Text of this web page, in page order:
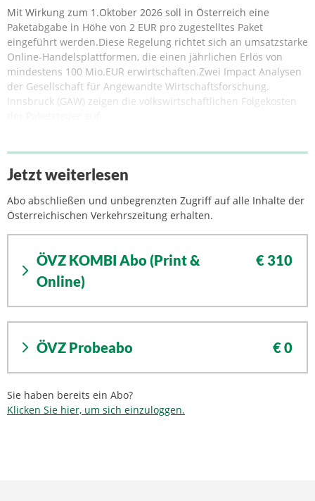
Mit Wirkung zum 1.Oktober 2026 soll in Österreich eine
Paketabgabe in Höhe von 2 EUR pro zugestelltes Paket
eingeführt werden.Diese Regelung richtet sich an umsatzstarke
Online-Handelsplattformen, die einen jährlichen Erlös von
mindestens 100 Mio.EUR erwirtschaften.Zwei Impact Analysen
der Gesellschaft für Angewandte Wirtschaftsforschung,
Innsbruck (GAW) zeigen die volkswirtschaftlichen Folgekosten
Jetzt weiterlesen
Abo abschließen und unbegrenzten Zugriff auf alle Inhalte der
Österreichischen Verkehrszeitung erhalten.
ÖVZ KOMBI Abo (Print &
Online)
€ 310
ÖVZ Probeabo € 0
Sie haben bereits ein Abo?
Klicken Sie hier, um sich einzuloggen.